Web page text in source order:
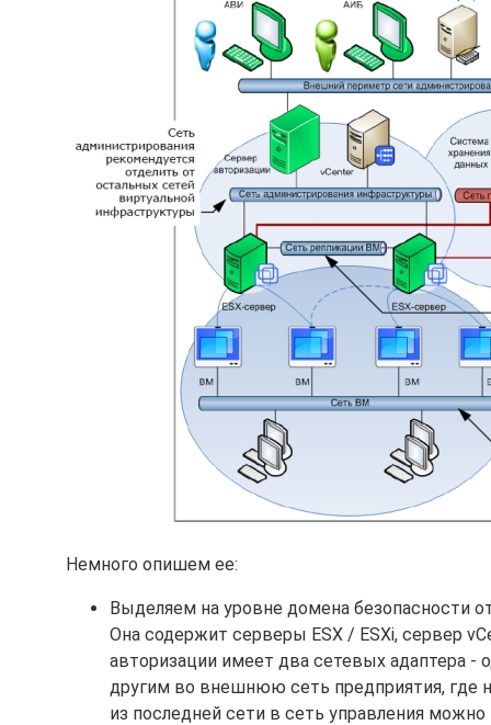
Немного опишем ее:
Выделяем на уровне домена безопасности
Она содержит серверы ESX / ESXi, сервер
авторизации имеет два сетевых адаптера -
другим во внешнюю сеть предприятия, где
из последней сети в сеть управления